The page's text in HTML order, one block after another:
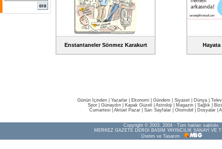
Enstantaneler Sönmez Karakurt Hayata
Günün İçinden Yazarlar Ekonomi Gündem Siyaset Dünya |
Spor
Günaydın Kapak Güzeli Astroloji Magazin Sağlık
Cumartesi| Aktüel Pazar| Sarı Sayfalar| Otomobil Dosyalar|
Copyright © 2003, 2004 - Tüm hakları saklıdır.
MERKEZ GAZETE DERGİ BASIM YAYINCILIK SANAYİ VE
Üretim ve Tasarım